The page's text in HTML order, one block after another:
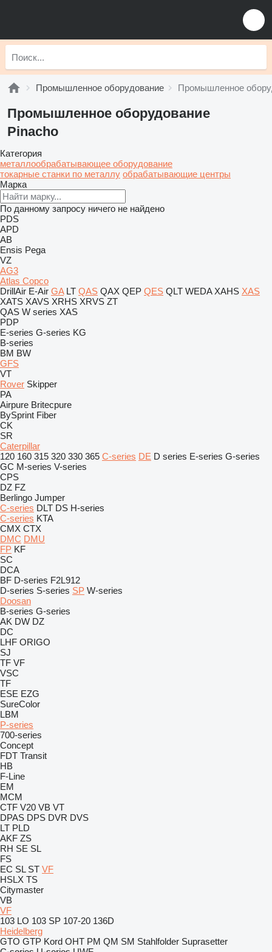
Промышленное оборудование Промышленное
Промышленное оборудование
Pinacho
Категория
металлообрабатывающее оборудование
токарные станки по металлу обрабатывающие центры
Марка
По данному запросу ничего не найдено
PDS
APD
AB
Ensis Pega
VZ
AG3
Atlas Copco
DrillAir E-Air GA LT QAS QAX QEP QES QLT WEDA XAHS XAS
XATS XAVS XRHS XRVS ZT
QAS W series XAS
PDP
E-series G-series KG
B-series
BM BW
GFS
VT
Rover Skipper
PA
Airpure Britecpure
BySprint Fiber
CK
SR
Caterpillar
120 160 315 320 330 365 C-series DE D series E-series G-series
GC M-series V-series
CPS
DZ FZ
Berlingo Jumper
C-series DLT DS H-series
C-series KTA
CMX CTX
DMC DMU
FP KF
SC
DCA
BF D-series F2L912
D-series S-series SP W-series
Doosan
B-series G-series
AK DW DZ
DC
LHF ORIGO
SJ
TF VF
VSC
TF
ESE EZG
SureColor
LBM
P-series
700-series
Concept
FDT Transit
HB
F-Line
EM
MCM
CTF V20 VB VT
DPAS DPS DVR DVS
LT PLD
AKF ZS
RH SE SL
FS
EC SL ST VF
HSLX TS
Citymaster
VB
VF
103 LO 103 SP 107-20 136D
Heidelberg
GTO GTP Kord OHT PM QM SM Stahlfolder Suprasetter